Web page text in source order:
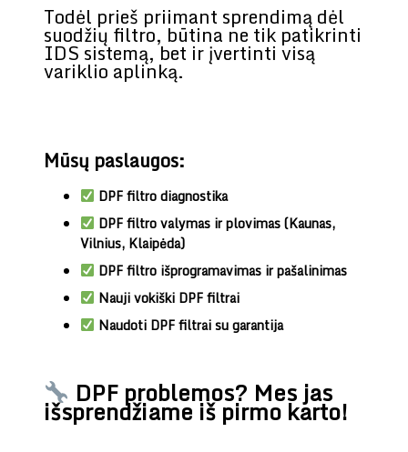
Todėl prieš priimant sprendimą dėl
suodžių filtro, būtina ne tik patikrinti
IDS sistemą, bet ir įvertinti visą
variklio aplinką.
Mūsų paslaugos:
DPF filtro diagnostika
DPF filtro valymas ir plovimas (Kaunas,
Vilnius, Klaipėda)
DPF filtro išprogramavimas ir pašalinimas
Nauji vokiški DPF filtrai
Naudoti DPF filtrai su garantija
DPF problemos? Mes jas
išsprendžiame iš pirmo karto!